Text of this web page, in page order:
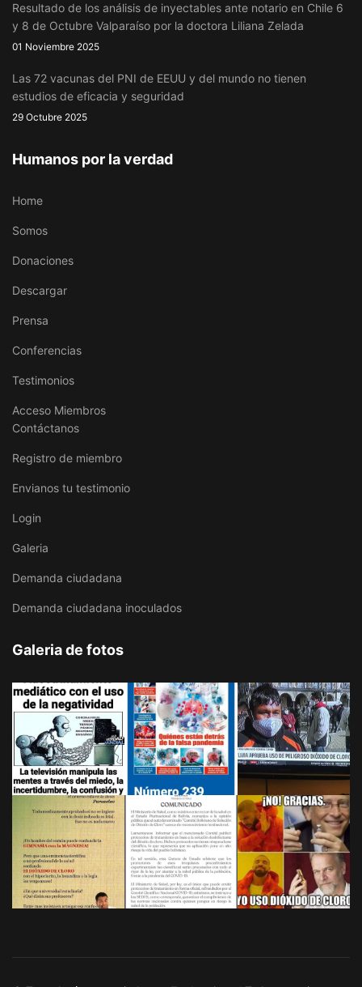
Resultado de los análisis de inyectables ante notario en Chile 6
y 8 de Octubre Valparaíso por la doctora Liliana Zelada
01 Noviembre 2025
Las 72 vacunas del PNI de EEUU y del mundo no tienen
estudios de eficacia y seguridad
29 Octubre 2025
Humanos por la verdad
Home
Somos
Donaciones
Descargar
Prensa
Conferencias
Testimonios
Acceso Miembros
Contáctanos
Registro de miembro
Envianos tu testimonio
Login
Galeria
Demanda ciudadana
Demanda ciudadana inoculados
Galeria de fotos